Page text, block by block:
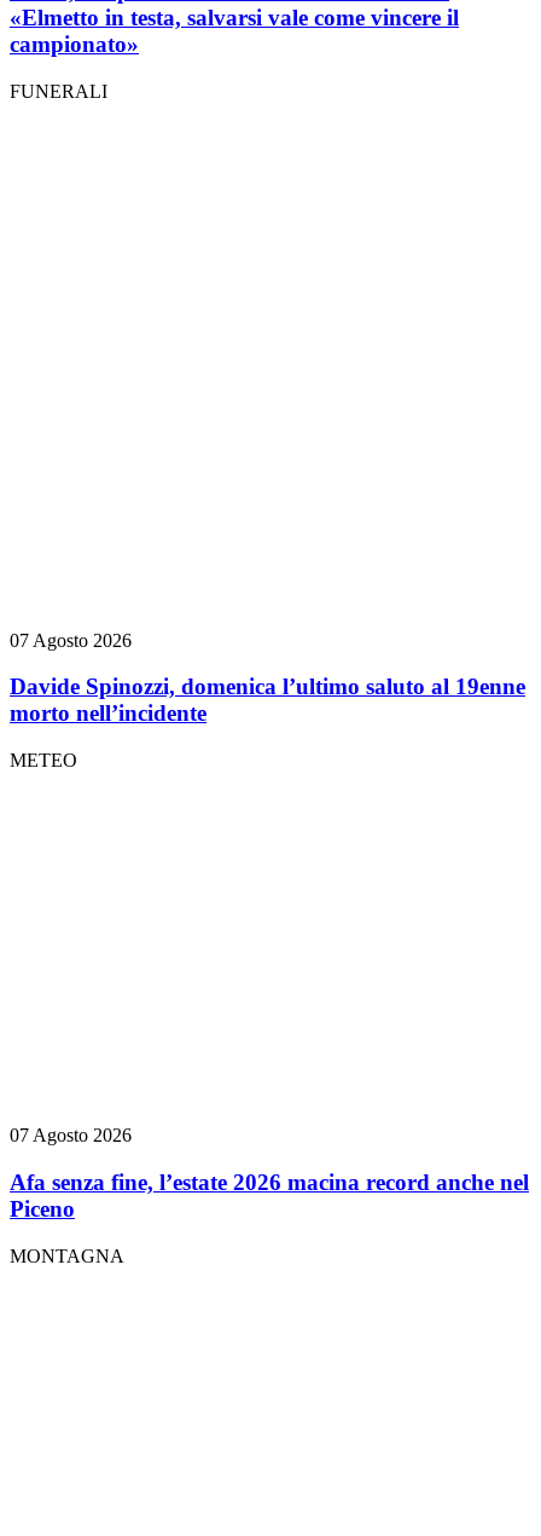
«Elmetto in testa, salvarsi vale come vincere il
campionato»
FUNERALI
07 Agosto 2026
Davide Spinozzi, domenica l’ultimo saluto al 19enne
morto nell’incidente
METEO
07 Agosto 2026
Afa senza fine, l’estate 2026 macina record anche nel
Piceno
MONTAGNA